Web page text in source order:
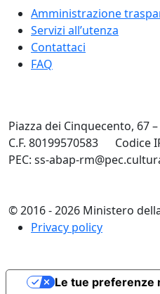
Amministrazione
Servizi all’utenza
Contattaci
FAQ
Piazza dei Cinquecento, 67
C.F. 80199570583
Codice
PEC: ss-abap-
© 2016 - 2026 Ministero
Privacy policy
Le tue preferenze